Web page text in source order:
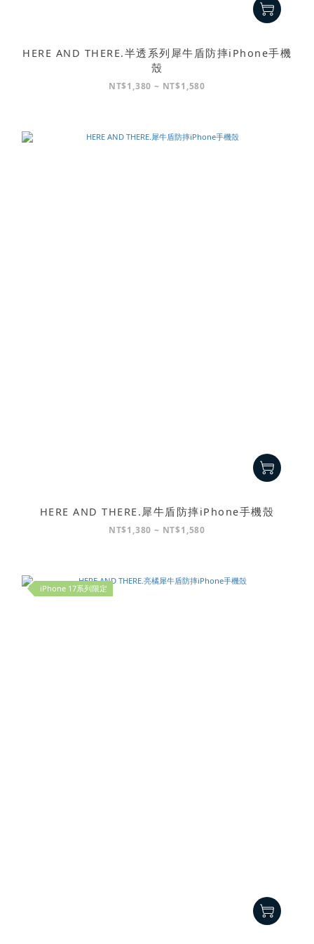
HERE AND THERE.半透系列犀牛盾防摔iPhone手機
殼
NT$1,380 ~ NT$1,580
HERE AND THERE.犀牛盾防摔iPhone手機殼
NT$1,380 ~ NT$1,580
iPhone 17系列限定